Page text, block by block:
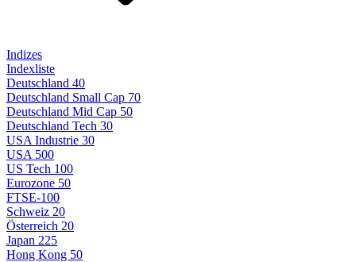
Indizes
Indexliste
Deutschland 40
Deutschland Small Cap 70
Deutschland Mid Cap 50
Deutschland Tech 30
USA Industrie 30
USA 500
US Tech 100
Eurozone 50
FTSE-100
Schweiz 20
Österreich 20
Japan 225
Hong Kong 50